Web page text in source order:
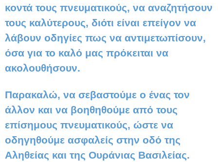
κοντά τους πνευματικούς, να αναζητήσουν
τους καλύτερους, διότι είναι επείγον να
λάβουν οδηγίες πως να αντιμετωπίσουν,
όσα για το καλό μας πρόκειται να
ακολουθήσουν.
Παρακαλώ, να σεβαστούμε ο ένας τον
άλλον και να βοηθηθούμε από τους
επίσημους πνευματικούς, ώστε να
οδηγηθούμε ασφαλείς στην οδό της
Αληθείας και της Ουράνιας Βασιλείας.